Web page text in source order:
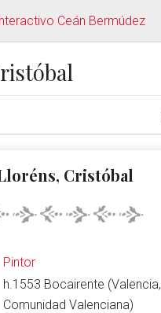
Ceán Bermúdez
Cristóbal
Pintor
h.1553 Bocairente (Valencia,
Comunidad Valenciana)